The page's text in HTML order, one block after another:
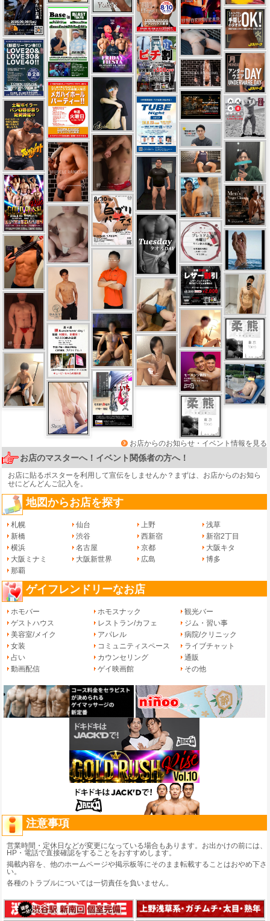
お店からのお知らせ・イベント情報を見る
お店のマスターへ！イベント関係者の方へ！
お店に貼るポスターを利用して宣伝をしませんか？まずは、 お店からのお知ら
せにどんどんご記入を。
地図からお店を探す
札幌 仙台 上野
浅草
新橋
渋谷 西新宿
新宿2丁目
横浜
名古屋 京都
大阪キタ
大阪ミナミ
大阪新世界 広島
博多
那覇
ゲイフレンドリーなお店
ホモバー ホモスナック
観光バー
ゲストハウス
レストラン/カフェ
ジム・習い事
美容室/メイク
アパレル
病院/クリニック
女装
コミュニティスペース
ライブチャット
占い
カウンセリング
通販
動画配信
ゲイ映画館 その他
注意事項
営業時間・定休日などが変更になっている場合もあります。お出かけの前には、
HP・電話で直接確認をすることをおすすめします。
掲載内容を、他のホームページや掲示板等にそのまま転載することはおやめ下さ
い。
各種のトラブルについては一切責任を負いません。